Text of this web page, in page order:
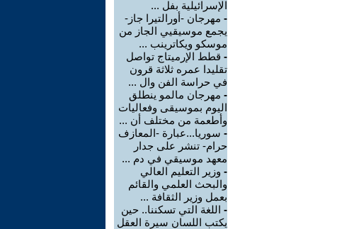
الإسرائيلية بفل ...
- مهرجان -أورالتيرا جاز-
يجمع موسيقيي الجاز من
موسكو ويكاترينب ...
- قطط الإرميتاج تواصل
تقليدا عمره ثلاثة قرون
في حراسة الفن وال ...
- مهرجان مالمو ينطلق
اليوم بموسيقى وفعاليات
وأطعمة من مختلف أن ...
- سوريا...عبارة -المعازف
حرام- تنشر على جدار
معهد موسيقي في دم ...
- وزير التعليم العالي
والبحث العلمي والقائم
بعمل وزير الثقافة ...
- اللغة التي تسكننا.. حين
يكتب اللسان سيرة العقل